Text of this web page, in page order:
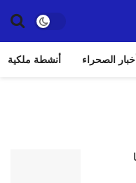
أخبار الصحراء أنشطة ملكية